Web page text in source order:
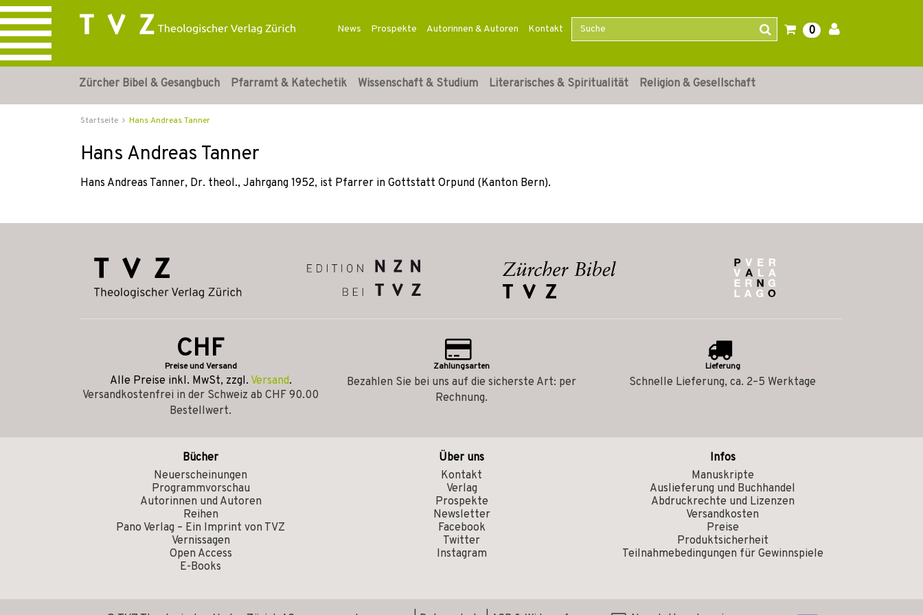
News Prospekte Autorinnen & Autoren Kontakt 0
Zürcher Bibel & Gesangbuch Pfarramt & Katechetik Wissenschaft & Studium Literarisches & Spiritualität Religion & Gesellschaft
Startseite Hans Andreas Tanner
Hans Andreas Tanner
Hans Andreas Tanner, Dr. theol., Jahrgang 1952, ist Pfarrer in Gottstatt Orpund (Kanton Bern).
CHF
Preise und Versand
Alle Preise inkl. MwSt, zzgl. Versand.
Versandkostenfrei in der Schweiz ab CHF 90.00
Bestellwert.
Zahlungsarten
Bezahlen Sie bei uns auf die sicherste Art: per
Rechnung.
Lieferung
Schnelle Lieferung, ca. 2–5 Werktage
Bücher
Neuerscheinungen
Programmvorschau
Autorinnen und Autoren
Reihen
Pano Verlag – Ein Imprint von TVZ
Vernissagen
Open Access
E-Books
Über uns
Kontakt
Verlag
Prospekte
Newsletter
Facebook
Twitter
Instagram
Infos
Manuskripte
Auslieferung und Buchhandel
Abdruckrechte und Lizenzen
Versandkosten
Preise
Produktsicherheit
Teilnahmebedingungen für Gewinnspiele